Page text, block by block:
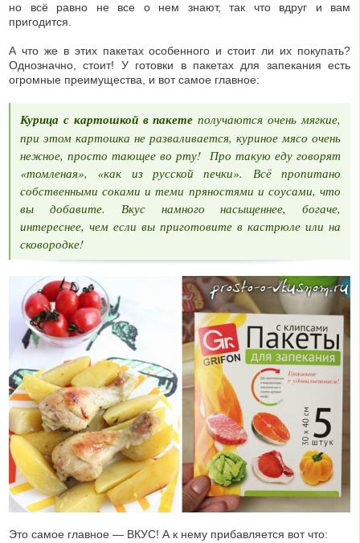
но всё равно не все о нем знают, так что вдруг и вам
пригодится.
А что же в этих пакетах особенного и стоит ли их покупать?
Однозначно, стоит! У готовки в пакетах для запекания есть
огромные преимущества, и вот самое главное:
Курица с картошкой в пакете получаются очень мягкие,
при этом картошка не разваливается, куриное мясо очень
нежное, просто тающее во рту! Про такую еду говорят
«томленая», «как из русской печки». Всё пропитано
собственными соками и теми пряностями и соусами, что
вы добавите. Вкус намного насыщеннее, богаче,
интереснее, чем если вы приготовите в кастрюле или на
сковородке!
Это самое главное — ВКУС! А к нему прибавляется вот что: